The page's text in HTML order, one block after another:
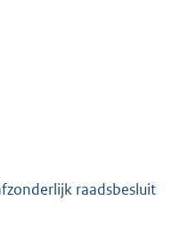
raadsbesluit